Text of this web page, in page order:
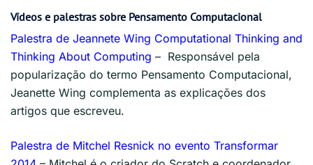
Vídeos e palestras sobre Pensamento Computacional
Palestra de Jeannete Wing Computational Thinking and
Thinking About Computing – Responsável pela
popularização do termo Pensamento Computacional,
Jeanette Wing complementa as explicações dos
artigos que escreveu.
Palestra de Mitchel Resnick no evento Transformar